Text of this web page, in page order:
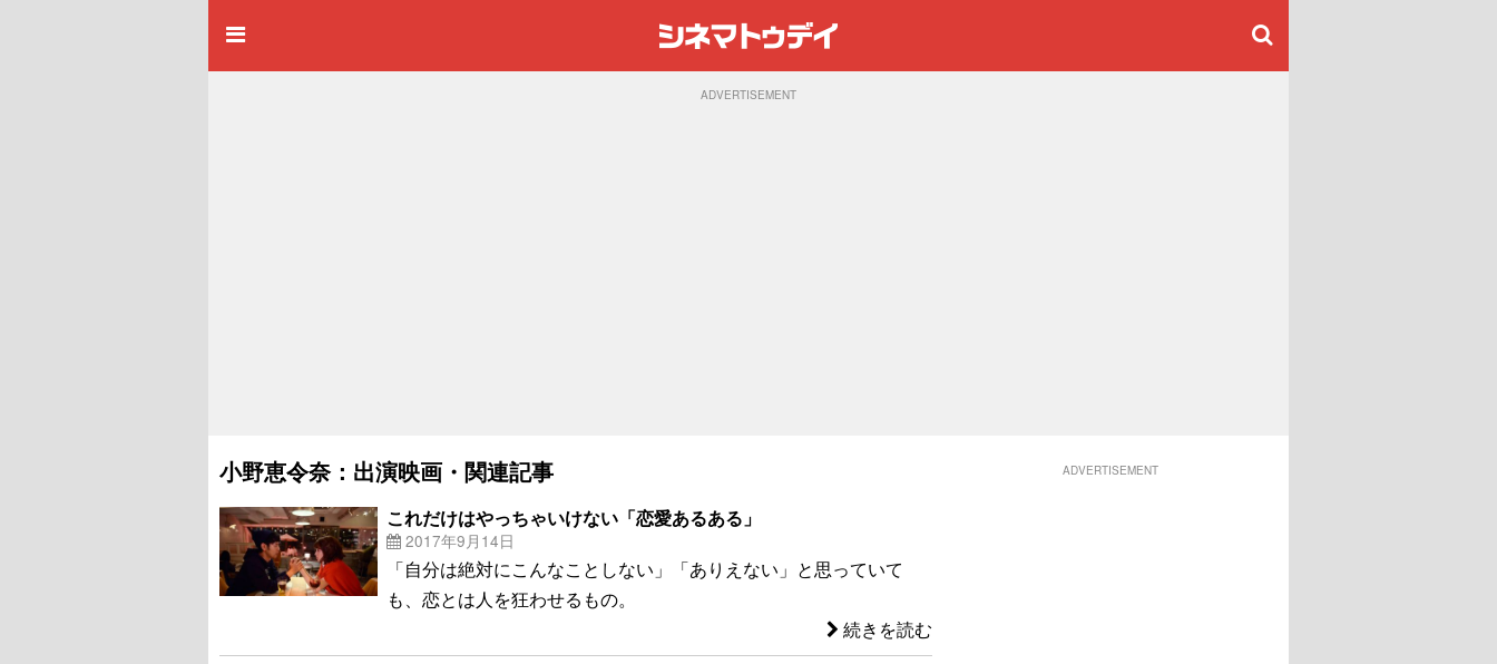
ADVERTISEMENT
小野恵令奈：出演映画・関連記事
これだけはやっちゃいけない「恋愛あるある」
2017年9月14日
「自分は絶対にこんなことしない」「ありえない」と思っていて
も、恋とは人を狂わせるもの。
続きを読む
ADVERTISEMENT